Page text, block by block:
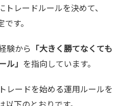
レードルールを決めて、
す。
験から
「大きく勝てなくても
ル」 を指向しています。
レードを始める運用ルールを